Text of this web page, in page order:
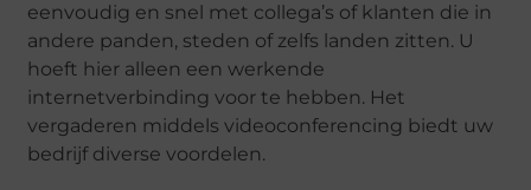
eenvoudig en snel met collega’s of klanten die in
andere panden, steden of zelfs landen zitten. U
hoeft hier alleen een werkende
internetverbinding voor te hebben. Het
vergaderen middels videoconferencing biedt uw
bedrijf diverse voordelen.